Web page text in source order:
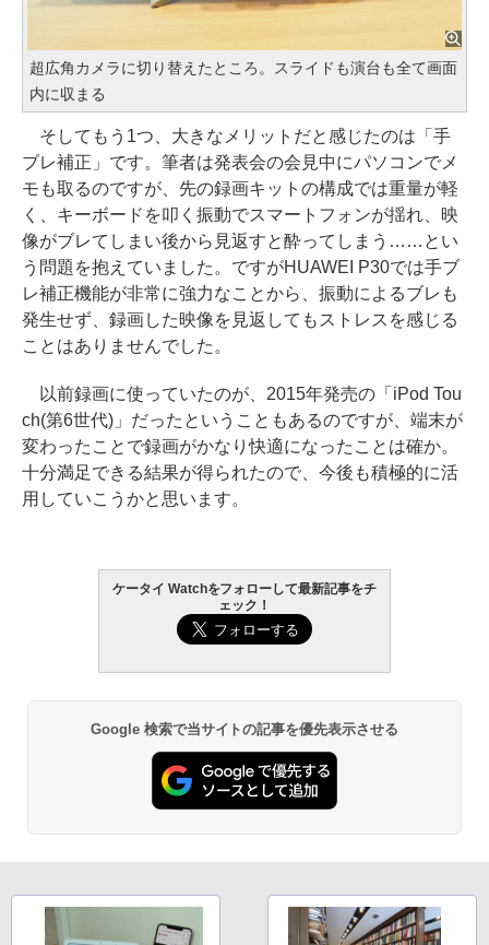
超広角カメラに切り替えたところ。スライドも演台も全て画面
内に収まる
そしてもう1つ、大きなメリットだと感じたのは「手
ブレ補正」です。筆者は発表会の会見中にパソコンでメ
モも取るのですが、先の録画キットの構成では重量が軽
く、キーボードを叩く振動でスマートフォンが揺れ、映
像がブレてしまい後から見返すと酔ってしまう……とい
う問題を抱えていました。ですがHUAWEI P30では手ブ
レ補正機能が非常に強力なことから、振動によるブレも
発生せず、録画した映像を見返してもストレスを感じる
ことはありませんでした。
以前録画に使っていたのが、2015年発売の「iPod Tou
ch(第6世代)」だったということもあるのですが、端末が
変わったことで録画がかなり快適になったことは確か。
十分満足できる結果が得られたので、今後も積極的に活
用していこうかと思います。
ケータイ Watchをフォローして最新記事をチ
ェック！
Google 検索で当サイトの記事を優先表示させる